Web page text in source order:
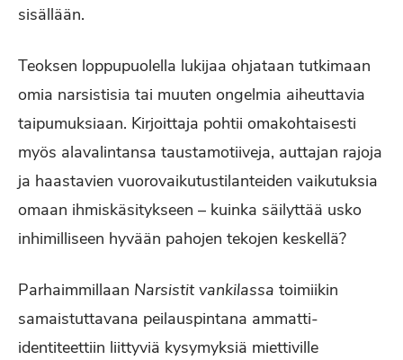
sisällään.
Teoksen loppupuolella lukijaa ohjataan tutkimaan
omia narsistisia tai muuten ongelmia aiheuttavia
taipumuksiaan. Kirjoittaja pohtii omakohtaisesti
myös alavalintansa taustamotiiveja, auttajan rajoja
ja haastavien vuorovaikutustilanteiden vaikutuksia
omaan ihmiskäsitykseen – kuinka säilyttää usko
inhimilliseen hyvään pahojen tekojen keskellä?
Parhaimmillaan Narsistit vankilassa toimiikin
samaistuttavana peilauspintana ammatti-
identiteettiin liittyviä kysymyksiä miettiville